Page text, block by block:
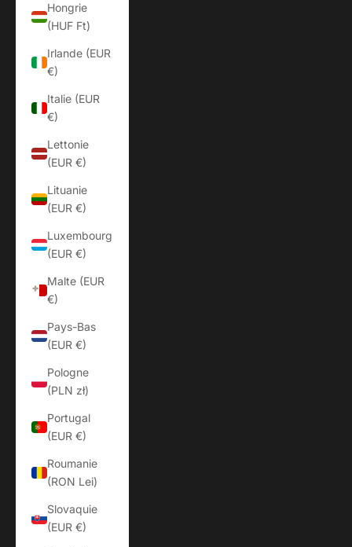
Hongrie
(HUF Ft)
Irlande (EUR
€)
Italie (EUR
€)
Lettonie
(EUR €)
Lituanie
(EUR €)
Luxembourg
(EUR €)
Malte (EUR
€)
Pays-Bas
(EUR €)
Pologne
(PLN zł)
Portugal
(EUR €)
Roumanie
(RON Lei)
Slovaquie
(EUR €)